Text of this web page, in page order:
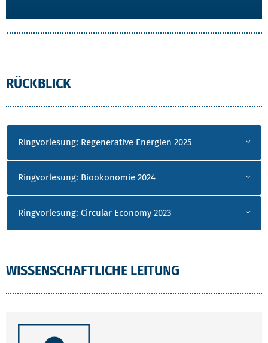
RÜCKBLICK
Ringvorlesung: Regenerative Energien 2025
Ringvorlesung: Bioökonomie 2024
Ringvorlesung: Circular Economy 2023
WISSENSCHAFTLICHE LEITUNG